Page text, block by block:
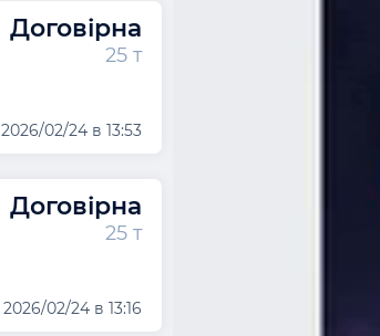
Договірна
25 т
2026/02/24 в 13:53
Договірна
25 т
2026/02/24 в 13:16